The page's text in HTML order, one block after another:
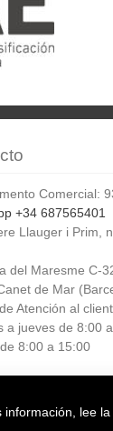
Comercial:
+34 687565401
Llauger i Prim,
del Maresme C-
de Mar
Atención al
a jueves de 8:00
8:00 a 15:00
información, lee la